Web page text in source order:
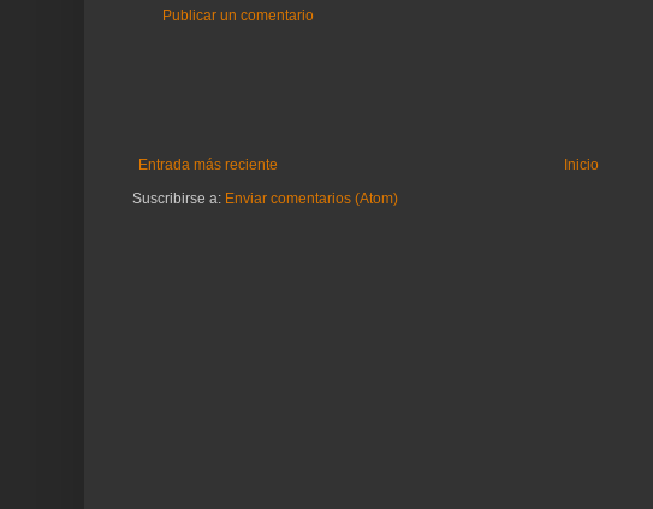
Publicar un comentario
Entrada más reciente
Inicio
Suscribirse a: Enviar comentarios (Atom)